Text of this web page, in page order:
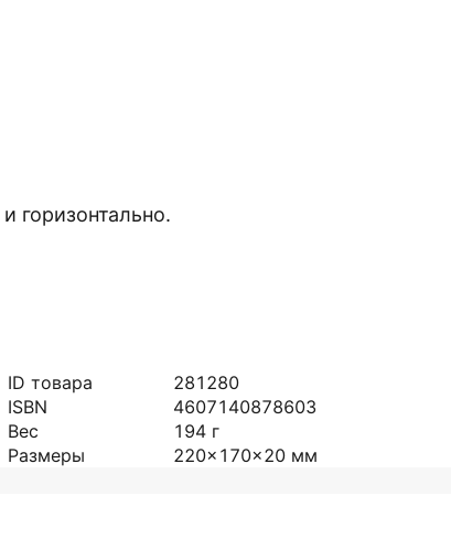
горизонтально.
ID товара
281280
ISBN
4607140878603
Вес
194 г
Размеры
220x170x20 мм